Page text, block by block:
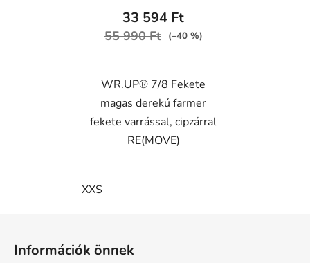
33 594 Ft
55 990 Ft (–40 %)
WR.UP® 7/8 Fekete
magas derekú farmer
fekete varrással, cipzárral
RE(MOVE)
XXS
Információk önnek